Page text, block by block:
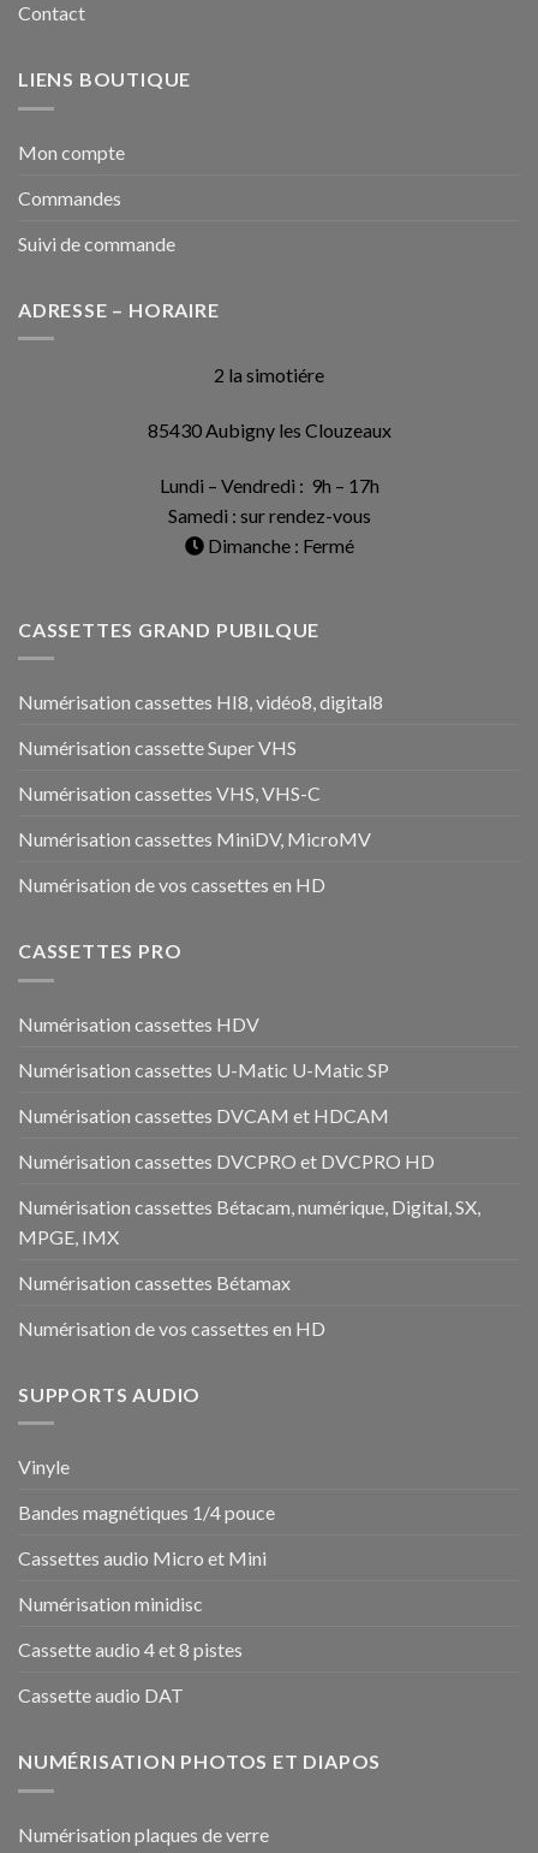
Contact
LIENS BOUTIQUE
Mon compte
Commandes
Suivi de commande
ADRESSE – HORAIRE
2 la simotiére
85430 Aubigny les Clouzeaux
Lundi – Vendredi : 9h – 17h
Samedi : sur rendez-vous
Dimanche : Fermé
CASSETTES GRAND PUBILQUE
Numérisation cassettes HI8, vidéo8, digital8
Numérisation cassette Super VHS
Numérisation cassettes VHS, VHS-C
Numérisation cassettes MiniDV, MicroMV
Numérisation de vos cassettes en HD
CASSETTES PRO
Numérisation cassettes HDV
Numérisation cassettes U-Matic U-Matic SP
Numérisation cassettes DVCAM et HDCAM
Numérisation cassettes DVCPRO et DVCPRO HD
Numérisation cassettes Bétacam, numérique, Digital, SX,
MPGE, IMX
Numérisation cassettes Bétamax
Numérisation de vos cassettes en HD
SUPPORTS AUDIO
Vinyle
Bandes magnétiques 1/4 pouce
Cassettes audio Micro et Mini
Numérisation minidisc
Cassette audio 4 et 8 pistes
Cassette audio DAT
NUMÉRISATION PHOTOS ET DIAPOS
Numérisation plaques de verre